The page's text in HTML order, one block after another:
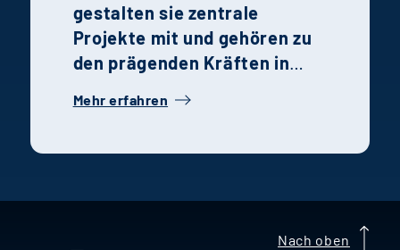
gestalten sie zentrale
Projekte mit und gehören zu
den prägenden Kräften in
Fachbereichen. Ihre
Mehr erfahren
Nach oben